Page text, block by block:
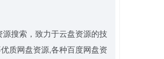
搜索，致力于云盘资源的技
质网盘资源,各种百度网盘资